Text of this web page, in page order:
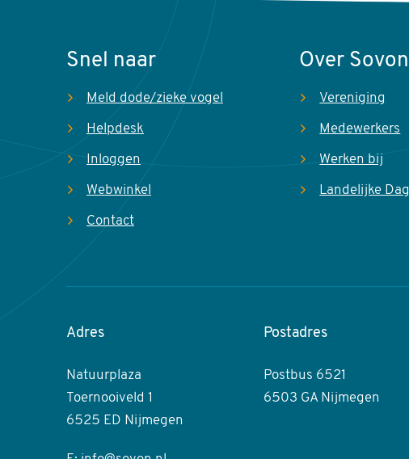
Snel naar
Meld dode/zieke vogel
Helpdesk
Inloggen
Webwinkel
Contact
Over Sovon
Vereniging
Medewerkers
Werken bij
Landelijke Dag
Adres
Natuurplaza
Toernooiveld 1
6525 ED Nijmegen
Postadres
Postbus 6521
6503 GA Nijmegen